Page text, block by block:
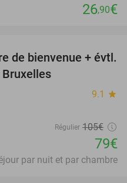
26,90€
25%
de bienvenue + évtl.
9.1 star
Régulier 105€
79€
par nuit et par chambre